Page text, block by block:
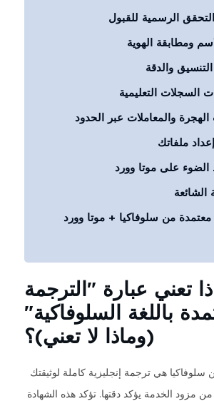
الرسمية للقبول
ومطابقة الهوية
والدقة
السجلات التعليمية
والمعاملات عبر الحدود
ملفاتك
على موتا وورد
الشائعة
من سلوفاكيا + موتا وورد
تعني عبارة "الترجمة
باللغة السلوفاكية"
(وماذا لا تعني)؟
سلوفاكيا هي ترجمة إنجليزية كاملة لوثيقتك
مزود الخدمة يؤكد دقتها. تؤكد هذه الشهادة